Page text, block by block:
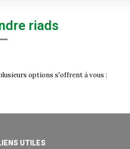
riads
options s'offrent à vous :
UTILES